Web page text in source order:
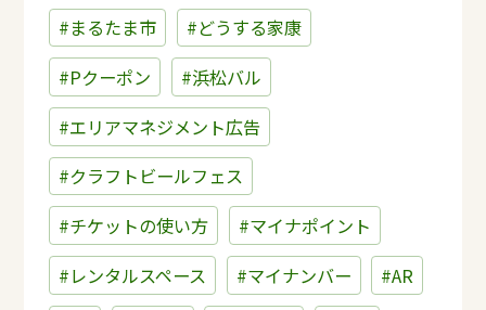
#まるたま市
#どうする家康
#Pクーポン
#浜松バル
#エリアマネジメント広告
#クラフトビールフェス
#チケットの使い方
#マイナポイント
#レンタルスペース
#マイナンバー
#AR